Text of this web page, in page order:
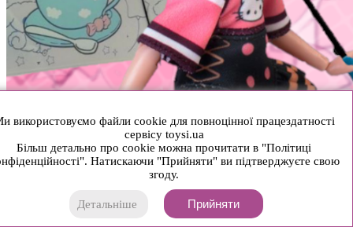
використовуємо файли cookie для повноцінної працездатності
сервісу toysi.ua
Більш детально про cookie можна прочитати в "Політиці
Натискаючи "Прийняти" ви підтверджуєте свою
згоду.
Детальніше Прийняти